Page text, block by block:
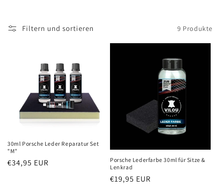
Filtern und sortieren 9 Produkte
30ml Porsche Leder Reparatur Set
"M"
Normaler
€34,95 EUR
Porsche Lederfarbe 30ml für Sitze &
Lenkrad
Normaler
€19,95 EUR